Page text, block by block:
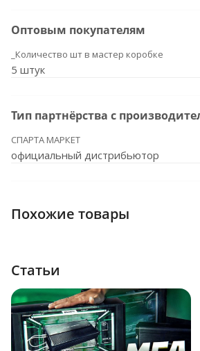
Оптовым покупателям
_Количество шт в мастер коробке
5 штук
Тип партнёрства с
СПАРТА МАРКЕТ
официальный дистрибьютор
Похожие товары
Статьи